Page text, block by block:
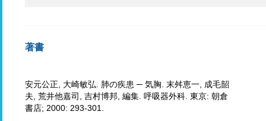
著書
安元公正, 大崎敏弘. 肺の疾患 ─ 気胸. 末舛恵一, 成毛韶
夫, 荒井他嘉司, 吉村博邦, 編集. 呼吸器外科. 東京: 朝倉
書店; 2000: 293-301.